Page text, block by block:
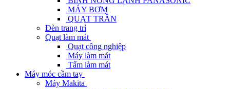
MÁY BƠM
QUẠT TRẦN
Đèn trang trí
Quạt làm mát
Quạt công nghiệp
Máy làm mát
Tấm làm mát
Máy móc cầm tay
Máy Makita